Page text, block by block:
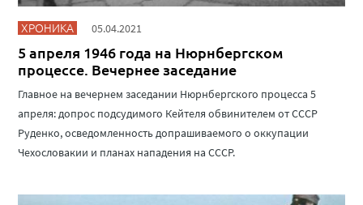
ХРОНИКА 05.04.2021
5 апреля 1946 года на Нюрнбергском
процессе. Вечернее заседание
Главное на вечернем заседании Нюрнбергского процесса 5
апреля: допрос подсудимого Кейтеля обвинителем от СССР
Руденко, осведомленность допрашиваемого о оккупации
Чехословакии и планах нападения на СССР.